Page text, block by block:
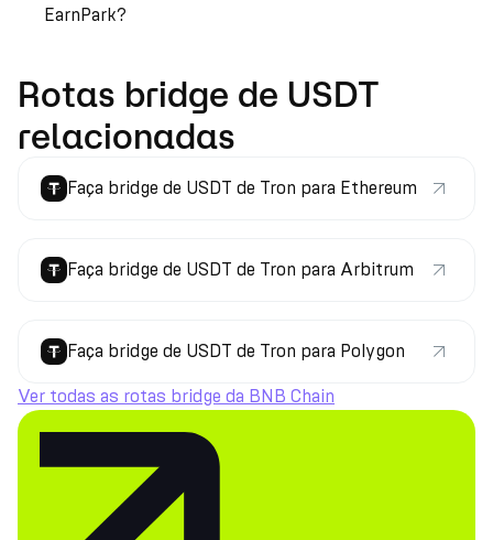
EarnPark?
Rotas bridge de USDT
relacionadas
Faça bridge de USDT de Tron para Ethereum
Faça bridge de USDT de Tron para Arbitrum
Faça bridge de USDT de Tron para Polygon
Ver todas as rotas bridge da BNB Chain